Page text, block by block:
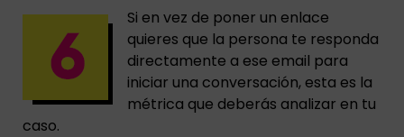
Si en vez de poner un enlace
quieres que la persona te responda
directamente a ese email para
iniciar una conversación, esta es la
métrica que deberás analizar en tu
caso.